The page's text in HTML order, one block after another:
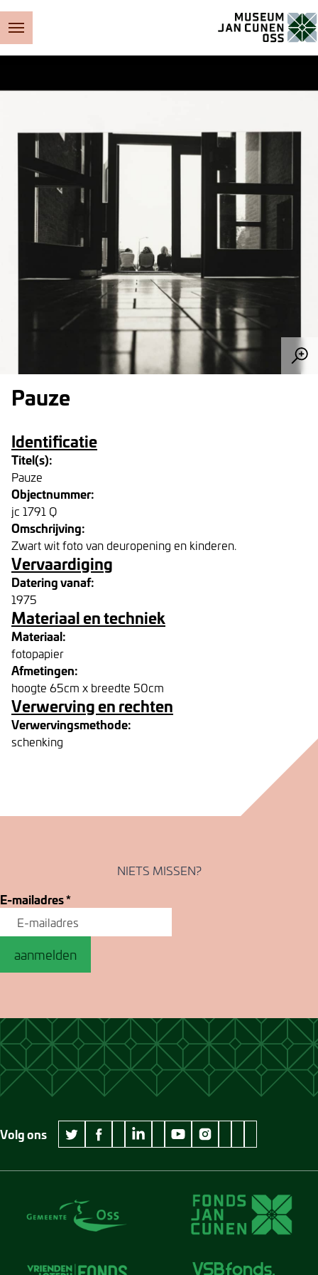
Pauze
Identificatie
Titel(s):
Pauze
Objectnummer:
jc 1791 Q
Omschrijving:
Zwart wit foto van deuropening en kinderen.
Vervaardiging
Datering vanaf:
1975
Materiaal en techniek
Materiaal:
fotopapier
Afmetingen:
hoogte 65cm x breedte 50cm
Verwerving en rechten
Verwervingsmethode:
schenking
NIETS MISSEN?
E-mailadres*
aanmelden
Volg ons
twitter Museum Jan Cunen
facebook Museum Jan Cunen
wikipedia Museum Jan Cunen
linkedin Museum Jan Cunen
googleplus Museum Jan Cunen
youtube Museum Jan Cunen
instagram Museum